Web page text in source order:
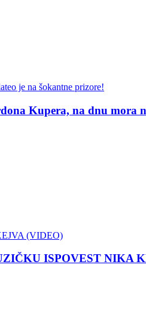
Kupera, na dnu mora
ISPOVEST NIKA